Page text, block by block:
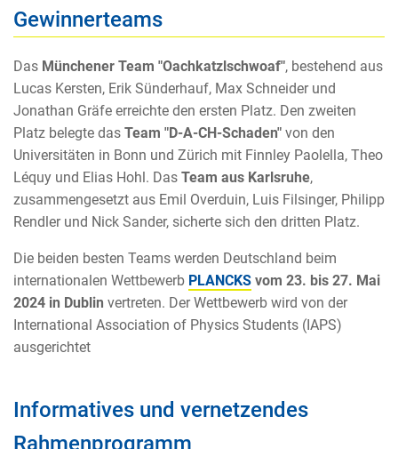
Gewinnerteams
Das Münchener Team "Oachkatzlschwoaf", bestehend aus
Lucas Kersten, Erik Sünderhauf, Max Schneider und
Jonathan Gräfe erreichte den ersten Platz. Den zweiten
Platz belegte das Team "D-A-CH-Schaden" von den
Universitäten in Bonn und Zürich mit Finnley Paolella, Theo
Léquy und Elias Hohl. Das Team aus Karlsruhe,
zusammengesetzt aus Emil Overduin, Luis Filsinger, Philipp
Rendler und Nick Sander, sicherte sich den dritten Platz.
Die beiden besten Teams werden Deutschland beim
internationalen Wettbewerb PLANCKS vom 23. bis 27. Mai
2024 in Dublin vertreten. Der Wettbewerb wird von der
International Association of Physics Students (IAPS)
ausgerichtet
Informatives und vernetzendes